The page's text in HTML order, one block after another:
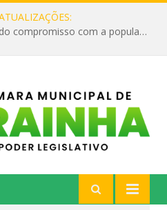
Um símbolo do mandato e do compromisso com a população